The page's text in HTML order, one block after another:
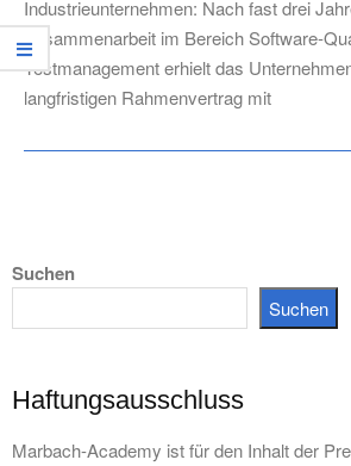
Industrieunternehmen: Nach fast drei
Zusammenarbeit im Bereich Software-
Testmanagement erhielt das
langfristigen Rahmenvertrag mit
Suchen
Suchen
Haftungsausschluss
Marbach-Academy ist für den Inhalt der